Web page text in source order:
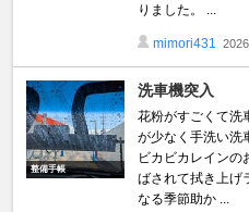
りました。 ...
mimori431
整備手帳
洗車機突入
花粉がすごくて洗
が少なく手洗い洗
ビカビカレインの
ばされて拭き上げ
なる季節助か ...